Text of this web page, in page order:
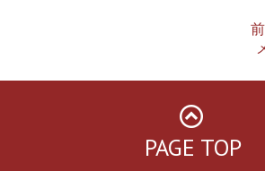
PAGE TOP